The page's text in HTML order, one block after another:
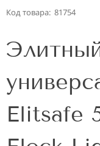
Код товара: 81754
Elitsafe